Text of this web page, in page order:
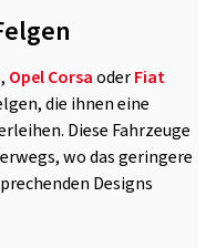
, Opel CorsaoderFiat
die ihnen eine
Diese Fahrzeuge
wo das geringere
Designs